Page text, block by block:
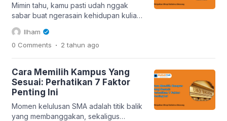
Mimin tahu, kamu pasti udah nggak
sabar buat ngerasain kehidupan kuliah,
kan? Bayangin aja, kamu bakal punya
banyak temen baru, belajar hal-hal
baru, dan ngerasain kebebasan yang
satu hal penting yang perlu kamu
persiapin: mental kamu! Pentingnya
Persiapan Mental Sebelum Masuk
Kuliah Kuliah itu nggak […]
Ilham
0 Comments . 2 tahun ago
Cara Memilih Kampus Yang
Sesuai: Perhatikan 7 Faktor
Penting Ini
Momen kelulusan SMA adalah titik balik
yang membanggakan, sekaligus